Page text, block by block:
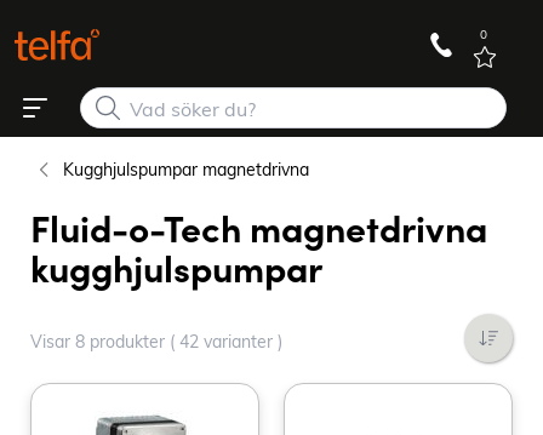
0
Kugghjulspumpar magnetdrivna
Fluid-o-Tech magnetdrivna
kugghjulspumpar
Visar 8 produkter ( 42 varianter )